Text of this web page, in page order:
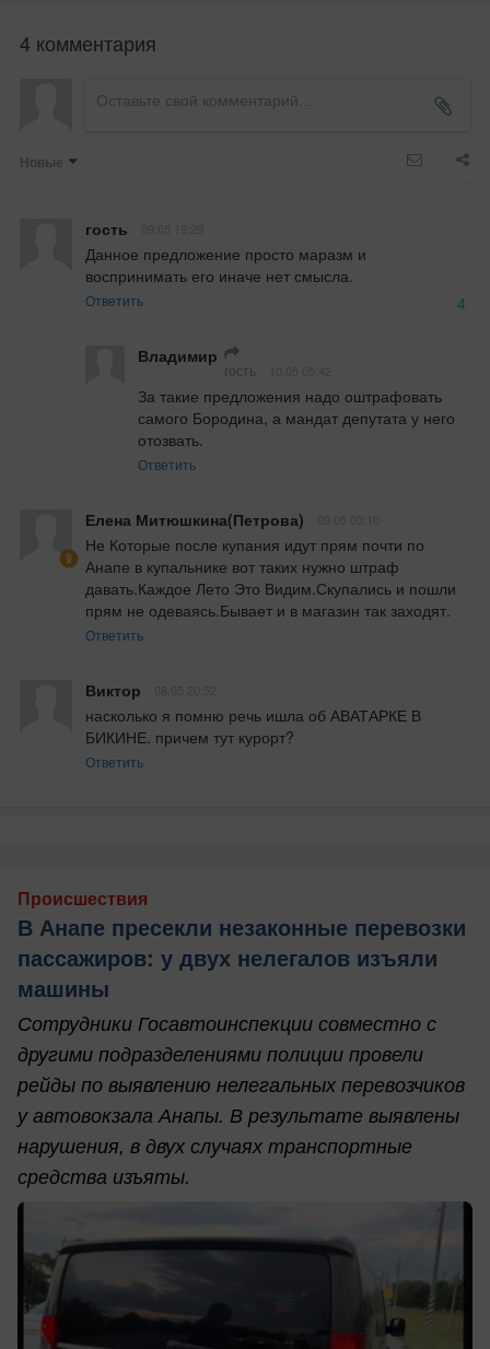
4 комментария
Новые
гость
Данное предложение просто маразм и
воспринимать его иначе нет смысла.
Ответить 4
Владимир
гость
За такие предложения надо оштрафовать
самого Бородина, а мандат депутата у него
отозвать.
Ответить
Елена Митюшкина(Петрова)
Не Которые после купания идут прям почти по
Анапе в купальнике вот таких нужно штраф
давать.Каждое Лето Это Видим.Скупались и пошли
прям не одеваясь.Бывает и в магазин так заходят.
Ответить
Виктор
насколько я помню речь ишла об АВАТАРКЕ В
БИКИНЕ. причем тут курорт?
Ответить
Происшествия
В Анапе пресекли незаконные перевозки
пассажиров: у двух нелегалов изъяли
машины
Сотрудники Госавтоинспекции совместно с
другими подразделениями полиции провели
рейды по выявлению нелегальных перевозчиков
у автовокзала Анапы. В результате выявлены
нарушения, в двух случаях транспортные
средства изъяты.